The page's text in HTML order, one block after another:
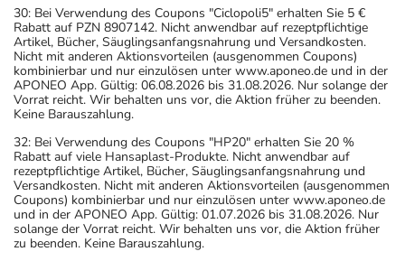
30: Bei Verwendung des Coupons "Ciclopoli5" erhalten Sie 5 €
Rabatt auf PZN 8907142. Nicht anwendbar auf rezeptpflichtige
Artikel, Bücher, Säuglingsanfangsnahrung und Versandkosten.
Nicht mit anderen Aktionsvorteilen (ausgenommen Coupons)
kombinierbar und nur einzulösen unter www.aponeo.de und in der
APONEO App. Gültig: 06.08.2026 bis 31.08.2026. Nur solange der
Vorrat reicht. Wir behalten uns vor, die Aktion früher zu beenden.
Keine Barauszahlung.
32: Bei Verwendung des Coupons "HP20" erhalten Sie 20 %
Rabatt auf viele Hansaplast-Produkte. Nicht anwendbar auf
rezeptpflichtige Artikel, Bücher, Säuglingsanfangsnahrung und
Versandkosten. Nicht mit anderen Aktionsvorteilen (ausgenommen
Coupons) kombinierbar und nur einzulösen unter www.aponeo.de
und in der APONEO App. Gültig: 01.07.2026 bis 31.08.2026. Nur
solange der Vorrat reicht. Wir behalten uns vor, die Aktion früher
zu beenden. Keine Barauszahlung.